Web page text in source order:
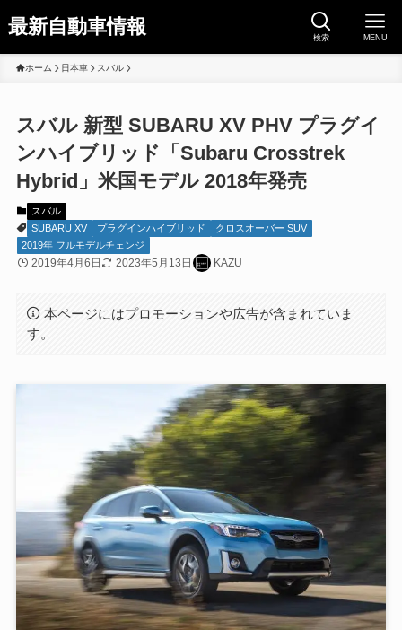
最新自動車情報 検索 MENU
ホーム 日本車 スバル
スバル 新型 SUBARU XV PHV プラグイ
ンハイブリッド「Subaru Crosstrek
Hybrid」米国モデル 2018年発売
スバル
SUBARU XV
プラグインハイブリッド
クロスオーバー SUV
2019年 フルモデルチェンジ
2019年4月6日 2023年5月13日 KAZU
本ページにはプロモーションや広告が含まれていま
す。